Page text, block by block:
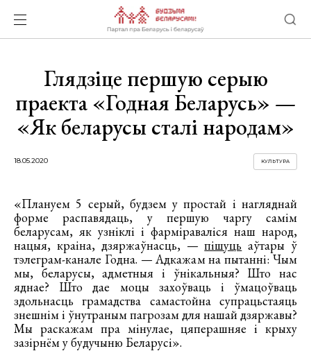
Глядзіце першую серыю
праекта «Годная Беларусь» —
«Як беларусы сталі народам»
18.05.2020 КУЛЬТУРА
«Плануем 5 серый, будзем у простай і нагляднай
форме распавядаць, у першую чаргу самім
беларусам, як узніклі і фарміраваліся наш народ,
нацыя, краіна, дзяржаўнасць, —пішуць аўтары ў
тэлеграм-канале Годна. — Адкажам на пытанні: Чым
мы, беларусы, адметныя і ўнікальныя? Што нас
яднае? Што дае моцы захоўваць і ўмацоўваць
здольнасць грамадства самастойна супрацьстаяць
знешнім і ўнутраным пагрозам для нашай дзяржавы?
Мы раскажам пра мінулае, цяперашняе і крыху
зазірнём у будучыню Беларусі».